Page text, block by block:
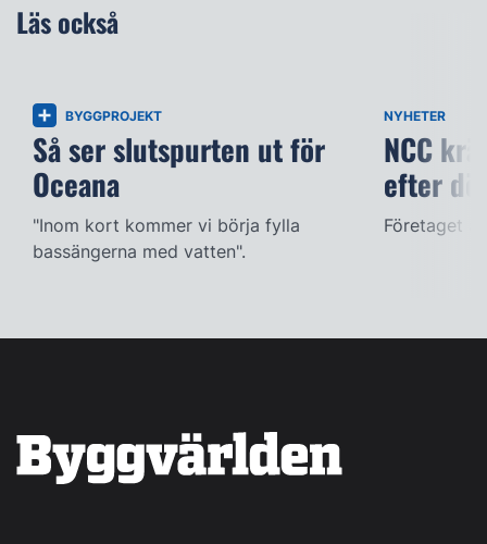
Läs också
BYGGPROJEKT
Så ser slutspurten ut för
Oceana
"Inom kort kommer vi börja fylla
bassängerna med vatten".
NYHETER
NCC
efter
Företaget